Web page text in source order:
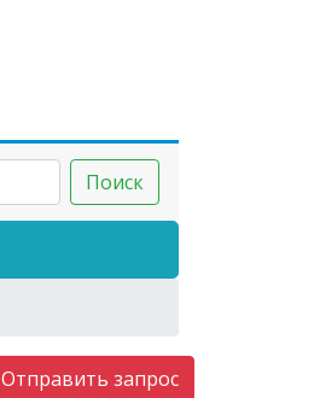
Поиск
Отправить запрос